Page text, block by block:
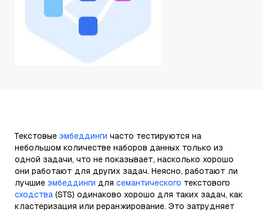
Текстовые эмбеддинги часто тестируются на
небольшом количестве наборов данных только из
одной задачи, что не показывает, насколько хорошо
они работают для других задач. Неясно, работают ли
лучшие эмбеддинги для семантического текстового
сходства (STS) одинаково хорошо для таких задач, как
кластеризация или реранжирование. Это затрудняет